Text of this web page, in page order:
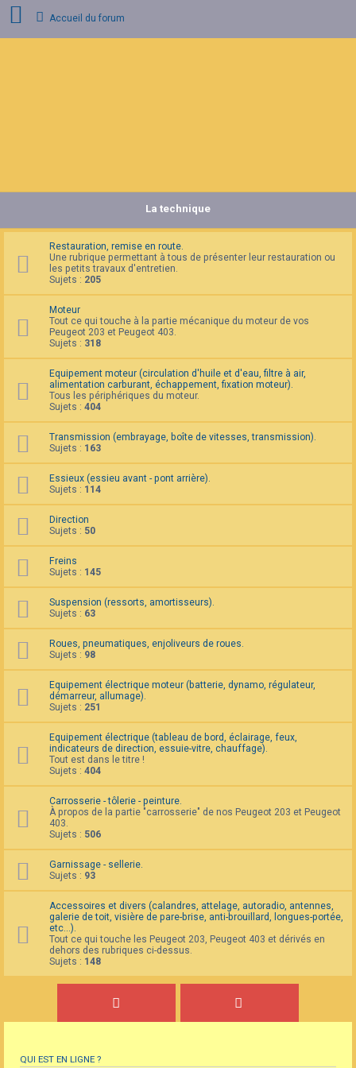
s
Accueil du forum
La technique
Restauration, remise en route.
Une rubrique permettant à tous de présenter leur restauration ou
les petits travaux d'entretien.
Sujets : 205
Moteur
Tout ce qui touche à la partie mécanique du moteur de vos
Peugeot 203 et Peugeot 403.
Sujets : 318
Equipement moteur (circulation d'huile et d'eau, filtre à air,
alimentation carburant, échappement, fixation moteur).
Tous les périphériques du moteur.
Sujets : 404
Transmission (embrayage, boîte de vitesses, transmission).
Sujets : 163
Essieux (essieu avant - pont arrière).
Sujets : 114
Direction
Sujets : 50
Freins
Sujets : 145
Suspension (ressorts, amortisseurs).
Sujets : 63
Roues, pneumatiques, enjoliveurs de roues.
Sujets : 98
Equipement électrique moteur (batterie, dynamo, régulateur,
démarreur, allumage).
Sujets : 251
Equipement électrique (tableau de bord, éclairage, feux,
indicateurs de direction, essuie-vitre, chauffage).
Tout est dans le titre !
Sujets : 404
Carrosserie - tôlerie - peinture.
À propos de la partie "carrosserie" de nos Peugeot 203 et Peugeot
403.
Sujets : 506
Garnissage - sellerie.
Sujets : 93
Accessoires et divers (calandres, attelage, autoradio, antennes,
galerie de toit, visière de pare-brise, anti-brouillard, longues-portée,
etc...).
Tout ce qui touche les Peugeot 203, Peugeot 403 et dérivés en
dehors des rubriques ci-dessus.
Sujets : 148
QUI EST EN LIGNE ?